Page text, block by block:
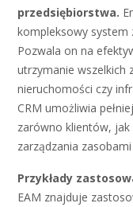
przedsiębiorstwa.
kompleksowy system
Pozwala on na
utrzymanie wszelkich
nieruchomości czy
CRM umożliwia
zarówno klientów,
zarządzania
Przykłady
EAM znajduje